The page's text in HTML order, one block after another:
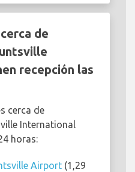
de
recepción las
cerca de
International
horas:
Airport (1,29